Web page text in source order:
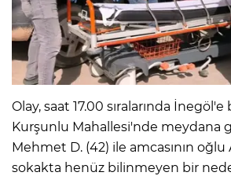
Olay, saat 17.00 sıralarında İnegöl'e
Kurşunlu Mahallesi'nde meydana
Mehmet D. (42) ile amcasının oğlu
sokakta henüz bilinmeyen bir